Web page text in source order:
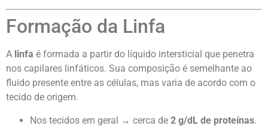
Formação da Linfa
A linfa é formada a partir do líquido intersticial que penetra
nos capilares linfáticos. Sua composição é semelhante ao
fluido presente entre as células, mas varia de acordo com o
tecido de origem.
Nos tecidos em geral → cerca de 2 g/dL de proteínas.